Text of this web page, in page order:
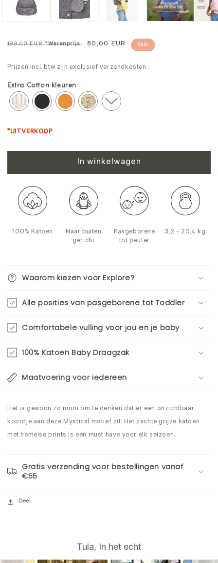
Normale
199,00 EUR*Warenprijs Verkoopprijs
80,00 EUR Sale
Prijzen incl. btw zijn exclusief verzendkosten
Extra Cotton kleuren
*UITVERKOOP
In winkelwagen
100% Katoen
Naar buiten
gericht
Pasgeborene
tot peuter
3,2 - 20,4 kg
Waarom kiezen voor Explore?
Alle posities van pasgeborene tot Toddler
Comfortabele vulling voor jou en je baby
100% Katoen Baby Draagzak
Maatvoering voor iedereen
Het is gewoon zo mooi om te denken dat er een onzichtbaar
koordje aan deze Mystical motief zit. Het zachte grijze katoen
met hemelse prints is een must have voor elk seizoen.
Gratis verzending voor bestellingen vanaf
€55
Deel
Tula, In het echt